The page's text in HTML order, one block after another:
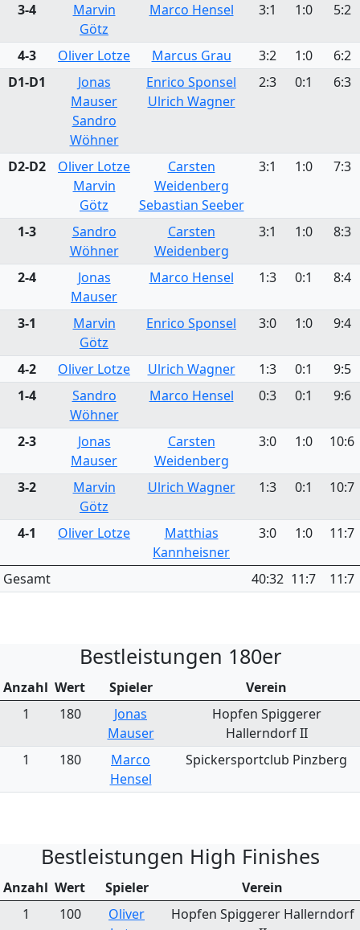
3-4
Marvin
Götz
Marco Hensel 3:1 1:0 5:2
4-3 Oliver Lotze Marcus Grau 3:2 1:0
6:2
D1-D1
Jonas
Mauser
Sandro
Wöhner
Enrico Sponsel
Ulrich Wagner
2:3 0:1 6:3
D2-D2
Oliver Lotze
Marvin
Götz
Carsten
Weidenberg
Sebastian Seeber
3:1 1:0 7:3
1-3
Sandro
Wöhner
Carsten
Weidenberg
3:1 1:0 8:3
2-4
Jonas
Mauser
Marco Hensel 1:3 0:1 8:4
3-1
Marvin
Götz
Enrico Sponsel 3:0 1:0 9:4
4-2 Oliver Lotze Ulrich Wagner 1:3 0:1
9:5
1-4
Sandro
Wöhner
Marco Hensel 0:3 0:1 9:6
2-3
Jonas
Mauser
Carsten
Weidenberg
3:0 1:0 10:6
3-2
Marvin
Götz
Ulrich Wagner 1:3 0:1 10:7
4-1 Oliver Lotze
Matthias
Kannheisner
3:0 1:0 11:7
Gesamt 40:32 11:7 11:7
Bestleistungen 180er
Anzahl Wert Spieler
Verein
1
180
Jonas
Mauser
Hopfen Spiggerer
Hallerndorf II
1
180
Marco
Hensel
Spickersportclub Pinzberg
Bestleistungen High Finishes
Anzahl Wert Spieler
Verein
1
100
Oliver
Hopfen Spiggerer Hallerndorf